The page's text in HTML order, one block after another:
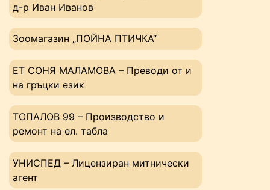
д-р Иван Иванов
Зоомагазин „ПОЙНА ПТИЧКА“
ЕТ СОНЯ МАЛАМОВА – Преводи от и
на гръцки език
ТОПАЛОВ 99 – Производство и
ремонт на ел. табла
УНИСПЕД – Лицензиран митнически
агент